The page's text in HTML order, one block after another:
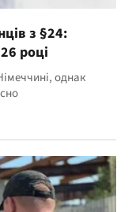
з §24:
році
однак